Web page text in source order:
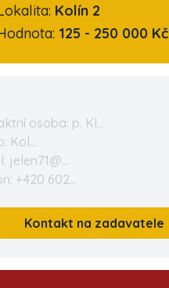
Kolín 2
125 - 250 000 Kč
osoba: p. Kl...
Kol...
jelen71@...
+420 602...
Kontakt na zadavatele